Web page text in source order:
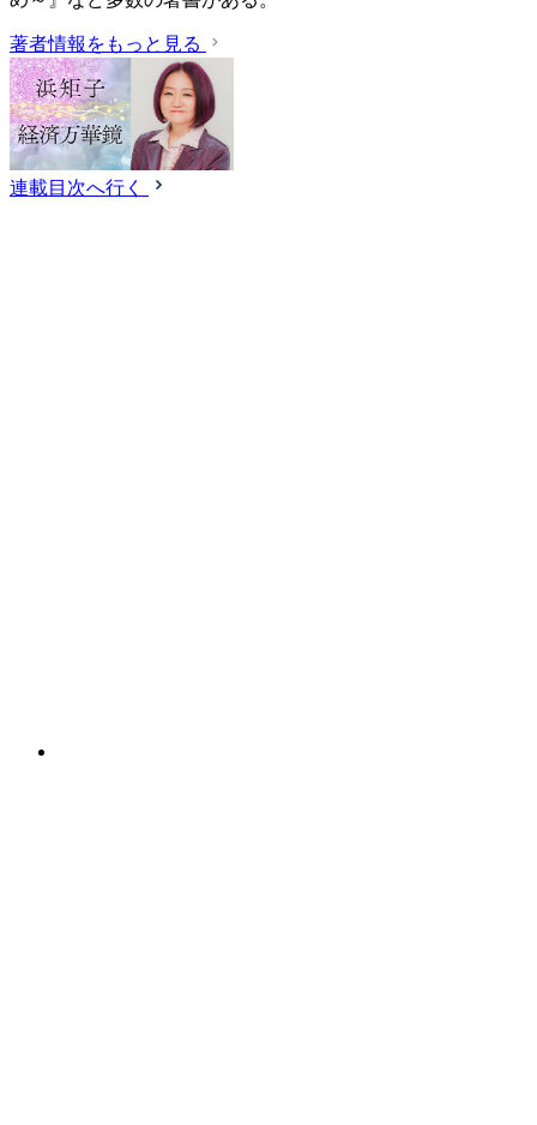
著者情報をもっと見る
連載目次へ行く